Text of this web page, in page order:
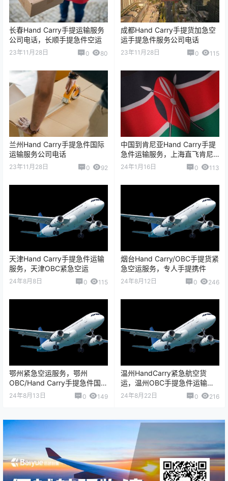
长春Hand Carry手提运输服务
公司电话，长顺手提急件空运
23年11月28日 0 80
成都Hand Carry手提货加急空
运手提急件服务公司电话
23年11月28日 0 115
兰州Hand Carry手提急件国际
运输服务公司电话
23年11月28日 0 92
中国到肯尼亚Hand Carry手提
急件运输服务，上海直飞肯尼
亚On Board Courier
24年1月16日 0 113
天津Hand Carry手提急件运输
服务，天津OBC紧急空运
24年8月8日 0 115
烟台Hand Carry/OBC手提货紧
急空运服务，专人手提携件
24年8月12日 0 246
鄂州紧急空运服务，鄂州
OBC/Hand Carry手提急件国际
航空货运
24年8月13日 0 149
温州HandCarry紧急航空货
运，温州OBC手提急件运输服
务
24年8月22日 0 216